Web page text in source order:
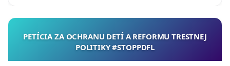
PETÍCIA ZA OCHRANU DETÍ A REFORMU TRESTNEJ
POLITIKY #STOPPDFL